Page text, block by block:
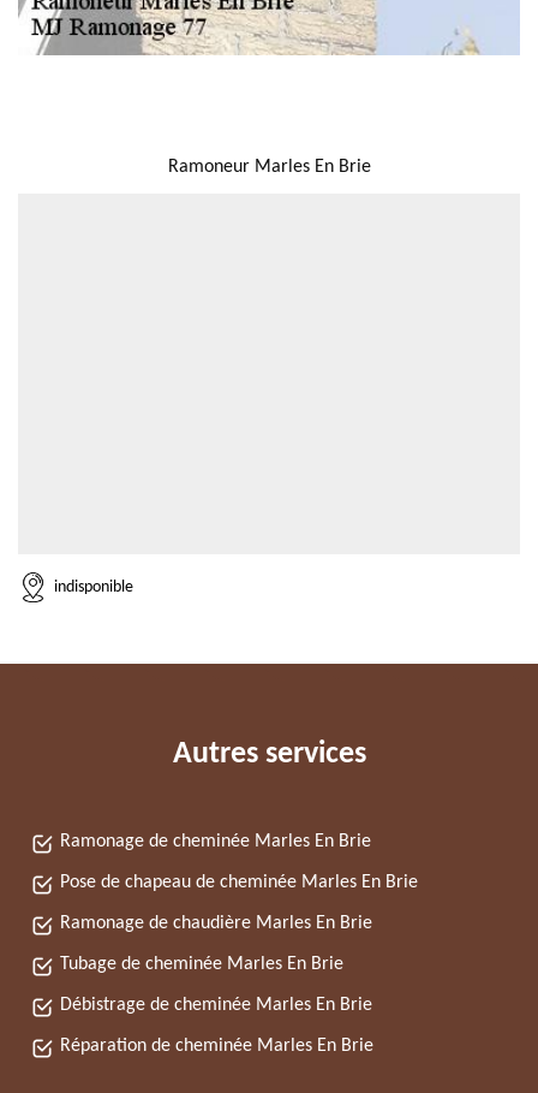
Ramoneur Marles En Brie
indisponible
Autres services
Ramonage de cheminée Marles En Brie
Pose de chapeau de cheminée Marles En Brie
Ramonage de chaudière Marles En Brie
Tubage de cheminée Marles En Brie
Débistrage de cheminée Marles En Brie
Réparation de cheminée Marles En Brie